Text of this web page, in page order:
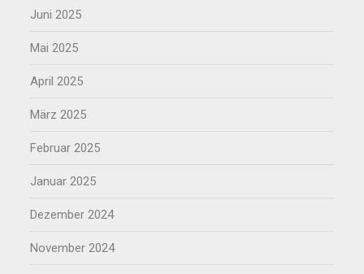
Juni 2025
Mai 2025
April 2025
März 2025
Februar 2025
Januar 2025
Dezember 2024
November 2024